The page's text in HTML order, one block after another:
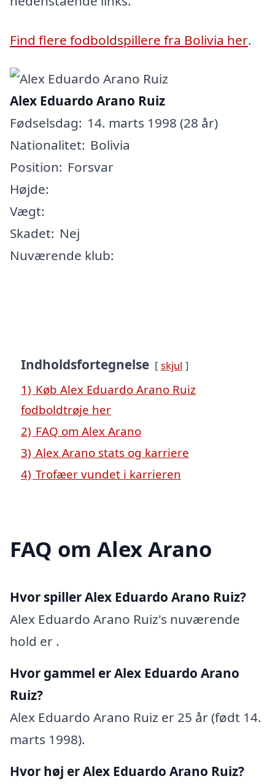
Find flere fodboldspillere fra Bolivia her.
Alex Eduardo Arano Ruiz
Fødselsdag: 14. marts 1998 (28 år)
Nationalitet: Bolivia
Position: Forsvar
Højde:
Vægt:
Skadet: Nej
Nuværende klub:
Indholdsfortegnelse skjul
1) Køb Alex Eduardo Arano Ruiz
fodboldtrøje her
2) FAQ om Alex Arano
3) Alex Arano stats og karriere
4) Trofæer vundet i karrieren
FAQ om Alex Arano
Hvor spiller Alex Eduardo Arano Ruiz?
Alex Eduardo Arano Ruiz's nuværende
hold er .
Hvor gammel er Alex Eduardo Arano
Ruiz?
Alex Eduardo Arano Ruiz er 25 år (født 14.
marts 1998).
Hvor høj er Alex Eduardo Arano Ruiz?